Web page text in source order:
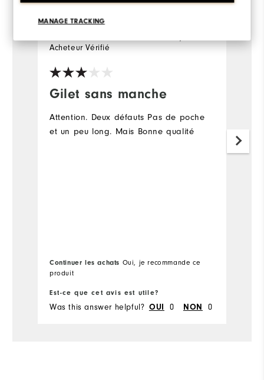
MANAGE TRACKING
Gilet sans manche
Acheteur Vérifié
Attention. Deux défauts Pas de poche
et un peu long. Mais Bonne qualité
Continuer les achats Oui, je recommande ce
produit
Est-ce que cet avis est utile?
Was this answer helpful? OUI 0 NON 0